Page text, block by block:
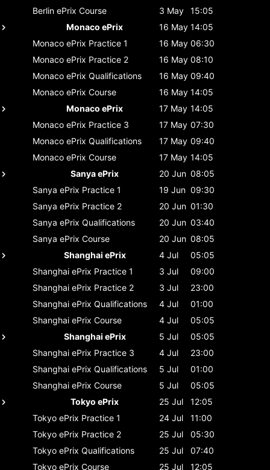
Berlin ePrix Course 3 May
15:05
Monaco ePrix
16 May 14:05
Monaco ePrix Practice 1 16 May 06:30
Monaco ePrix Practice 2 16 May 08:10
Monaco ePrix Qualifications 16 May 09:40
Monaco ePrix Course 16 May 14:05
Monaco ePrix
17 May 14:05
Monaco ePrix Practice 3 17 May 07:30
Monaco ePrix Qualifications 17 May 09:40
Monaco ePrix Course 17 May 14:05
Sanya ePrix
20 Jun 08:05
Sanya ePrix Practice 1 19 Jun 09:30
Sanya ePrix Practice 2 20 Jun 01:30
Sanya ePrix Qualifications 20 Jun 03:40
Sanya ePrix Course 20 Jun 08:05
Shanghai ePrix
4 Jul
05:05
Shanghai ePrix Practice 1 3 Jul
09:00
Shanghai ePrix Practice 2 3 Jul
23:00
Shanghai ePrix Qualifications 4 Jul
01:00
Shanghai ePrix Course 4 Jul
05:05
Shanghai ePrix
5 Jul
05:05
Shanghai ePrix Practice 3 4 Jul
23:00
Shanghai ePrix Qualifications 5 Jul
01:00
Shanghai ePrix Course 5 Jul
05:05
Tokyo ePrix
25 Jul
12:05
Tokyo ePrix Practice 1 24 Jul
11:00
Tokyo ePrix Practice 2 25 Jul
05:30
Tokyo ePrix Qualifications 25 Jul
07:40
Tokyo ePrix Course 25 Jul
12:05